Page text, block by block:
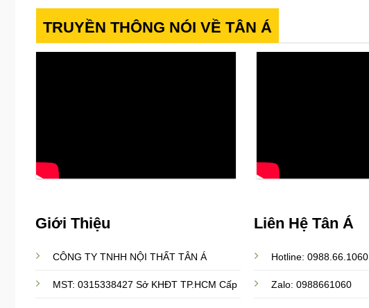
điều
biết!
sofa
Đâu
TRUYỀN THÔNG NÓI VỀ TÂN Á
Giới Thiệu
CÔNG TY TNHH NỘI THẤT TÂN Á
MST: 0315338427 Sở KHĐT TP.HCM Cấp
Liên Hệ Tân Á
Hotline: 0988.66.1060
Zalo: 0988661060